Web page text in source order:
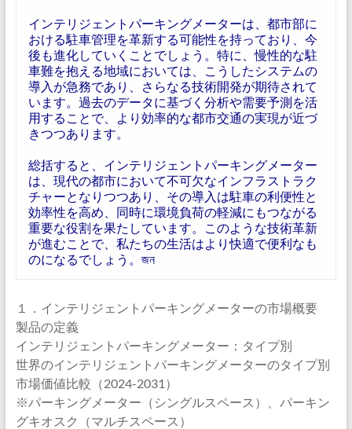
インテリジェントパーキングメーターは、都市部に
おける駐車管理を革新する可能性を持っており、今
後も進化していくことでしょう。特に、慢性的な駐
車難を抱える地域においては、こうしたシステムの
導入が急務であり、さらなる技術開発が期待されて
います。過去のデータに基づく分析や需要予測を活
用することで、より効率的な都市交通の実現が近づ
きつつあります。
総括すると、インテリジェントパーキングメーター
は、現代の都市において不可欠なインフラストラク
チャーとなりつつあり、その導入は駐車の利便性と
効率性を高め、同時に環境負荷の軽減にもつながる
重要な役割を果たしています。このような技術革新
が進むことで、私たちの生活はより快適で便利なも
のになるでしょう。জন
１．インテリジェントパーキングメーターの市場概要
製品の定義
インテリジェントパーキングメーター：タイプ別
世界のインテリジェントパーキングメーターのタイプ別
市場価値比較（2024-2031）
※パーキングメーター（シングルスペース）、パーキン
グキオスク（マルチスペース）